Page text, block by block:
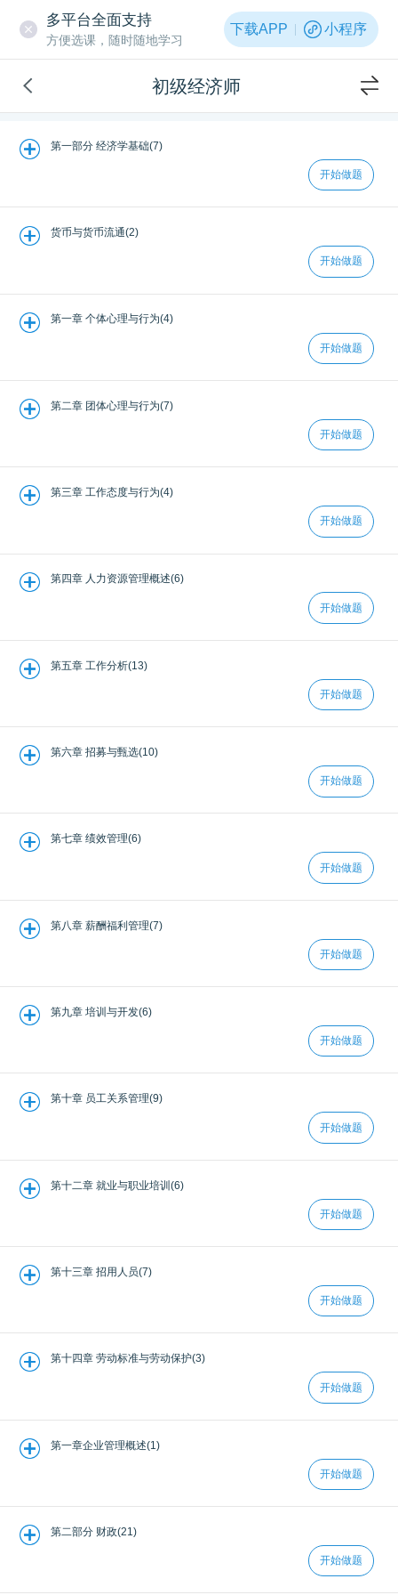
多平台全面支持
方便选课，随时随地学习
下载APP 小程序
初级经济师
第一部分 经济学基础(7)
开始做题
货币与货币流通(2)
开始做题
第一章 个体心理与行为(4)
开始做题
第二章 团体心理与行为(7)
开始做题
第三章 工作态度与行为(4)
开始做题
第四章 人力资源管理概述(6)
开始做题
第五章 工作分析(13)
开始做题
第六章 招募与甄选(10)
开始做题
第七章 绩效管理(6)
开始做题
第八章 薪酬福利管理(7)
开始做题
第九章 培训与开发(6)
开始做题
第十章 员工关系管理(9)
开始做题
第十二章 就业与职业培训(6)
开始做题
第十三章 招用人员(7)
开始做题
第十四章 劳动标准与劳动保护(3)
开始做题
第一章企业管理概述(1)
开始做题
第二部分 财政(21)
开始做题